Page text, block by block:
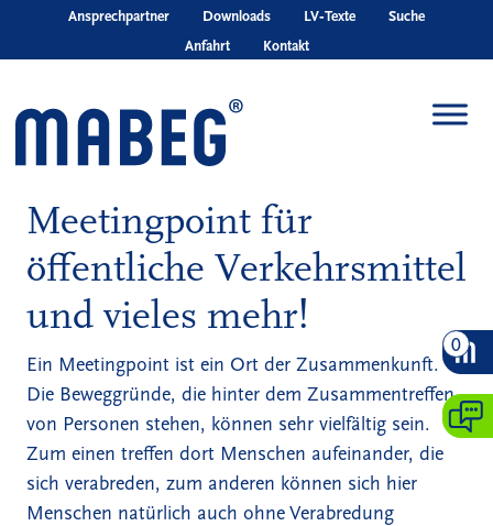
Skip to main content
Ansprechpartner Downloads LV‑Texte
Suche
Anfahrt
Kontakt
Meetingpoint für
öffentliche Verkehrsmittel
und vieles mehr!
Ein Meetingpoint ist ein Ort der Zusammenkunft.
Die Beweggründe, die hinter dem Zusammentreffen
von Personen stehen, können sehr vielfältig sein.
Zum einen treffen dort Menschen aufeinander, die
sich verabreden, zum anderen können sich hier
Menschen natürlich auch ohne Verabredung
0